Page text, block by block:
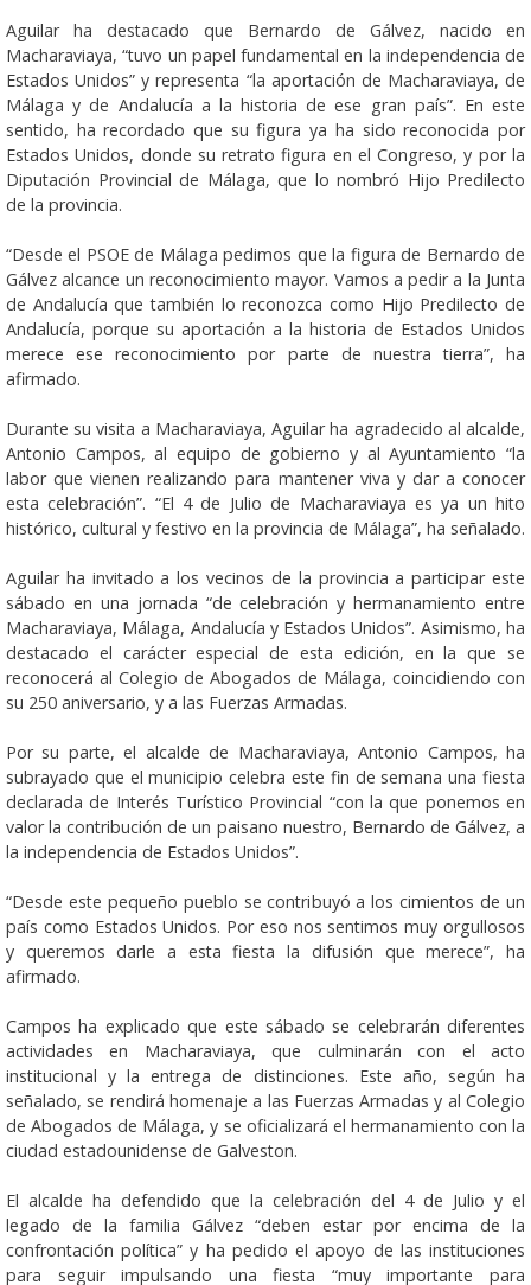
Aguilar ha destacado que Bernardo de Gálvez, nacido en
Macharaviaya, “tuvo un papel fundamental en la independencia de
Estados Unidos” y representa “la aportación de Macharaviaya, de
Málaga y de Andalucía a la historia de ese gran país”. En este
sentido, ha recordado que su figura ya ha sido reconocida por
Estados Unidos, donde su retrato figura en el Congreso, y por la
Diputación Provincial de Málaga, que lo nombró Hijo Predilecto
de la provincia.
“Desde el PSOE de Málaga pedimos que la figura de Bernardo de
Gálvez alcance un reconocimiento mayor. Vamos a pedir a la Junta
de Andalucía que también lo reconozca como Hijo Predilecto de
Andalucía, porque su aportación a la historia de Estados Unidos
merece ese reconocimiento por parte de nuestra tierra”, ha
afirmado.
Durante su visita a Macharaviaya, Aguilar ha agradecido al alcalde,
Antonio Campos, al equipo de gobierno y al Ayuntamiento “la
labor que vienen realizando para mantener viva y dar a conocer
esta celebración”. “El 4 de Julio de Macharaviaya es ya un hito
histórico, cultural y festivo en la provincia de Málaga”, ha señalado.
Aguilar ha invitado a los vecinos de la provincia a participar este
sábado en una jornada “de celebración y hermanamiento entre
Macharaviaya, Málaga, Andalucía y Estados Unidos”. Asimismo, ha
destacado el carácter especial de esta edición, en la que se
reconocerá al Colegio de Abogados de Málaga, coincidiendo con
su 250 aniversario, y a las Fuerzas Armadas.
Por su parte, el alcalde de Macharaviaya, Antonio Campos, ha
subrayado que el municipio celebra este fin de semana una fiesta
declarada de Interés Turístico Provincial “con la que ponemos en
valor la contribución de un paisano nuestro, Bernardo de Gálvez, a
la independencia de Estados Unidos”.
“Desde este pequeño pueblo se contribuyó a los cimientos de un
país como Estados Unidos. Por eso nos sentimos muy orgullosos
y queremos darle a esta fiesta la difusión que merece”, ha
afirmado.
Campos ha explicado que este sábado se celebrarán diferentes
actividades en Macharaviaya, que culminarán con el acto
institucional y la entrega de distinciones. Este año, según ha
señalado, se rendirá homenaje a las Fuerzas Armadas y al Colegio
de Abogados de Málaga, y se oficializará el hermanamiento con la
ciudad estadounidense de Galveston.
El alcalde ha defendido que la celebración del 4 de Julio y el
legado de la familia Gálvez “deben estar por encima de la
confrontación política” y ha pedido el apoyo de las instituciones
para seguir impulsando una fiesta “muy importante para